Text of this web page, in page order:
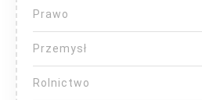
Prawo
Przemysł
Rolnictwo